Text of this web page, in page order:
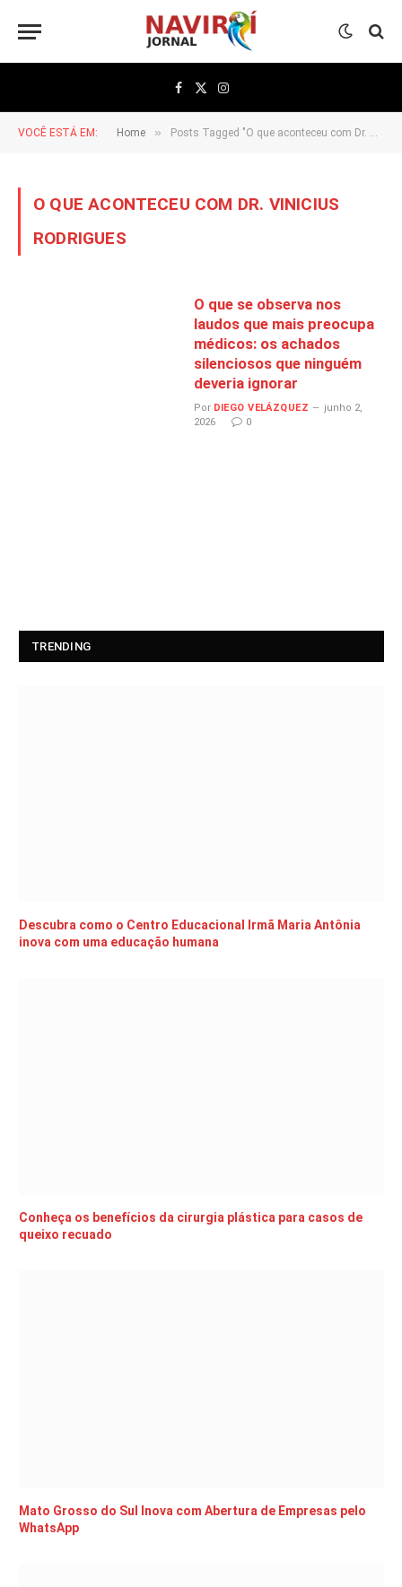
Facebook
X
(Twitter)
Instagram
VOCÊ ESTÁ EM: Home » Posts Tagged "O que aconteceu com Dr. Vinicius Rodrigues"
O QUE ACONTECEU COM DR. VINICIUS
RODRIGUES
O que se observa nos
laudos que mais preocupa
médicos: os achados
silenciosos que ninguém
deveria ignorar
Por DIEGO VELÁZQUEZ
junho 2,
2026
0
TRENDING
Descubra como o Centro Educacional Irmã Maria Antônia
inova com uma educação humana
Conheça os benefícios da cirurgia plástica para casos de
queixo recuado
Mato Grosso do Sul Inova com Abertura de Empresas pelo
WhatsApp